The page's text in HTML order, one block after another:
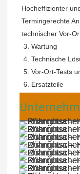
Hocheffizienter
Termingerechte
technischer Vor-
3. Wartung
4. Technische
5. Vor-Ort-Tests
6. Ersatzteile